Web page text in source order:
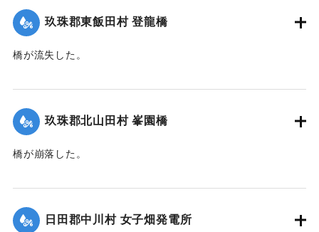
【出典：大分新聞 大正12年6月22日 朝刊4面、朝刊7面】
｜固有コード:
｜固有コード:00275035
玖珠郡東飯田村 登龍橋
橋が流失した。
｜固有コード:00275036
玖珠郡北山田村 峯園橋
橋が崩落した。
｜固有コード:00275037
日田郡中川村 女子畑発電所